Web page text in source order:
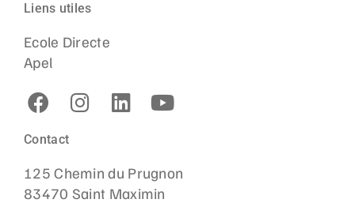
Liens utiles
Ecole Directe
Apel
Contact
125 Chemin du Prugnon
83470 Saint Maximin